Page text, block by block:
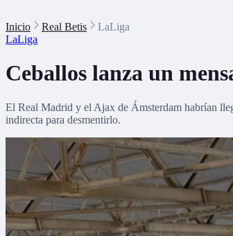
Inicio Real Betis
LaLiga
LaLiga
Ceballos lanza un
El Real Madrid y el Ajax de Ámsterdam habrían
indirecta para desmentirlo.